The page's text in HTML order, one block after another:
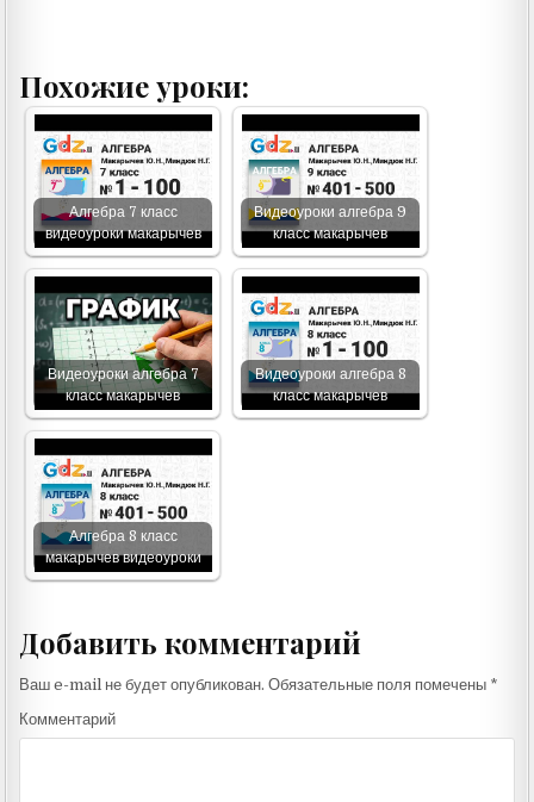
Похожие уроки:
Алгебра 7 класс
видеоуроки макарычев
Видеоуроки алгебра 9
класс макарычев
Видеоуроки алгебра 7
класс макарычев
Видеоуроки алгебра 8
класс макарычев
Алгебра 8 класс
макарычев видеоуроки
Добавить комментарий
Ваш e-mail не будет опубликован. Обязательные поля помечены *
Комментарий